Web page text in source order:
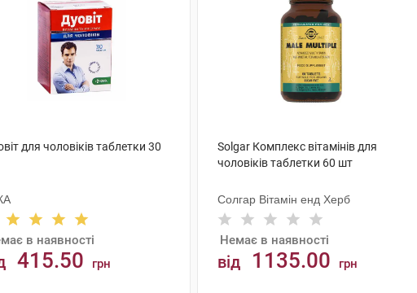
для чоловіків таблетки 30
в наявності
415.50 грн
Solgar Комплекс вітамінів для
чоловіків таблетки 60 шт
Солгар Вітамін енд Херб
Немає в наявності
від 1135.00 грн